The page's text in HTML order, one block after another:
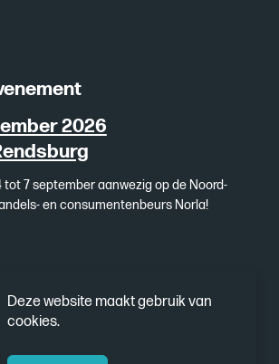
Deze website maakt gebruik van
cookies.
2026
tot 7 september aanwezig op de Noord-
en consumentenbeurs Norla!
2026